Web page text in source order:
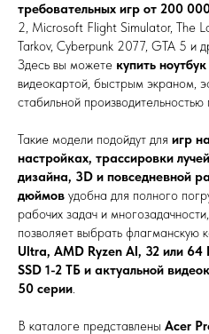
требовательных игр от 200
2, Microsoft Flight Simulator, The
Tarkov, Cyberpunk 2077, GTA 5 и
Здесь вы можете купить
видеокартой, быстрым экраном,
стабильной
Такие модели подойдут для игр
настройках, трассировки
дизайна, 3D и повседневной
дюймов удобна для полного
рабочих задач и
позволяет выбрать флагманскую
Ultra, AMD Ryzen AI, 32 или 64
SSD 1-2 ТБ и актуальной
50 серии.
В каталоге представлены Acer